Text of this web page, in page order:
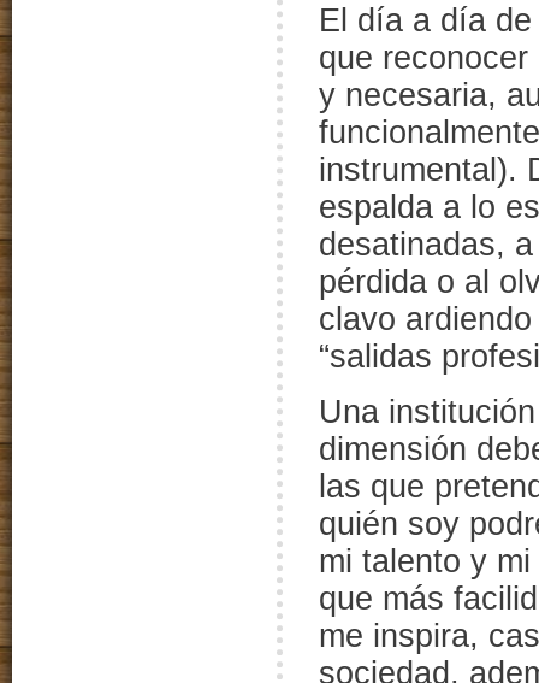
El día a día
que
y necesaria,
instrumental).
espalda a lo
desatinadas,
pérdida o al
clavo
“salidas
Una
dimensión
las que
quién soy
mi talento y
que más
me inspira,
sociedad,